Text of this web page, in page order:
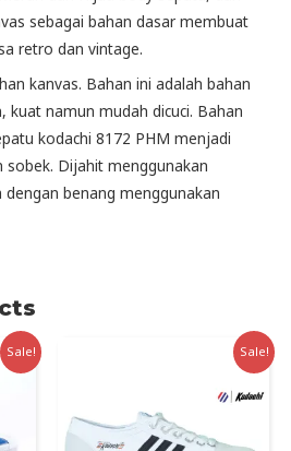
sebagai bahan dasar membuat
retro dan vintage.
kanvas. Bahan ini adalah bahan
kuat namun mudah dicuci. Bahan
kodachi 8172 PHM menjadi
Dijahit menggunakan
benang menggunakan
Sale! Sale!